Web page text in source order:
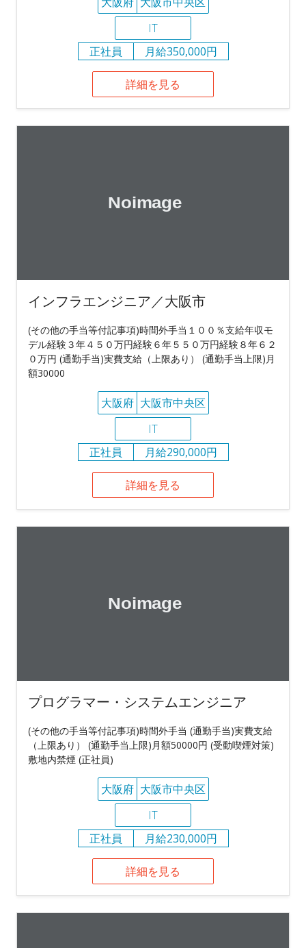
IT
正社員
月給350,000円
詳細を見る
インフラエンジニア／大阪市
(その他の手当等付記事項)時間外手当１００％支給年収モ
デル経験３年４５０万円経験６年５５０万円経験８年６２
０万円 (通勤手当)実費支給（上限あり） (通勤手当上限)月
額30000
大阪府 大阪市中央区
IT
正社員
月給290,000円
詳細を見る
プログラマー・システムエンジニア
(その他の手当等付記事項)時間外手当 (通勤手当)実費支給
（上限あり） (通勤手当上限)月額50000円 (受動喫煙対策)
敷地内禁煙 (正社員)
大阪府 大阪市中央区
IT
正社員
月給230,000円
詳細を見る